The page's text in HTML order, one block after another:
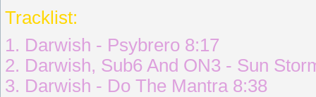
Tracklist:
1. Darwish - Psybrero 8:17
2. Darwish, Sub6 And ON3 - Sun
3. Darwish - Do The Mantra 8:38